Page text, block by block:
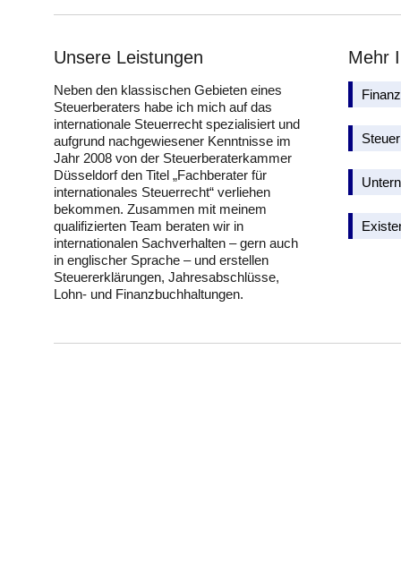
Unsere Leistungen
Neben den klassischen Gebieten eines
Steuerberaters habe ich mich auf das
internationale Steuerrecht spezialisiert und
aufgrund nachgewiesener Kenntnisse im
Jahr 2008 von der Steuerberaterkammer
Düsseldorf den Titel „Fachberater für
internationales Steuerrecht“ verliehen
bekommen. Zusammen mit meinem
qualifizierten Team beraten wir in
internationalen Sachverhalten – gern auch
in englischer Sprache – und erstellen
Steuererklärungen, Jahresabschlüsse,
Lohn- und Finanzbuchhaltungen.
Mehr